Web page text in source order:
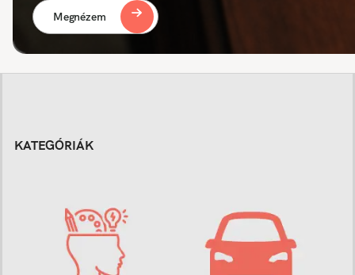
Megnézem
KATEGÓRIÁK